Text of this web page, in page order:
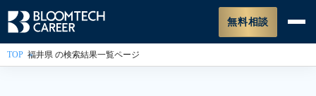
無料相談
TOP 福井県 の検索結果一覧ページ